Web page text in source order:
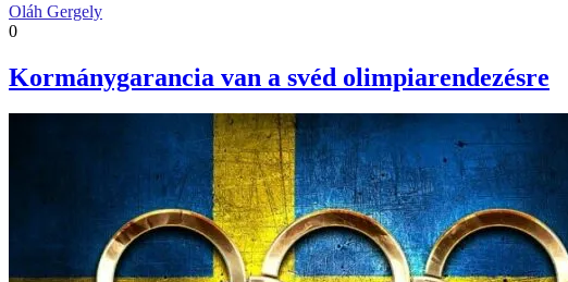
Oláh Gergely
0
Kormánygarancia van a svéd olimpiarendezésre